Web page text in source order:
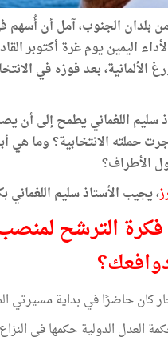
بلدان الجنوب، آمل أن أُسهم
اليمين يوم غرة أكتوبر
الألمانية، بعد فوزه في
سليم اللغماني يطمح إلى أن
الأطراف؟
، يجيب الأستاذ سليم
الترشح
كان حاضرًا في بداية مسيرتي
محكمة العدل الدولية حكمها